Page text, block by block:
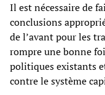
Il est nécessaire de
conclusions
de l’avant pour les
rompre une bonne
politiques existants
contre le système